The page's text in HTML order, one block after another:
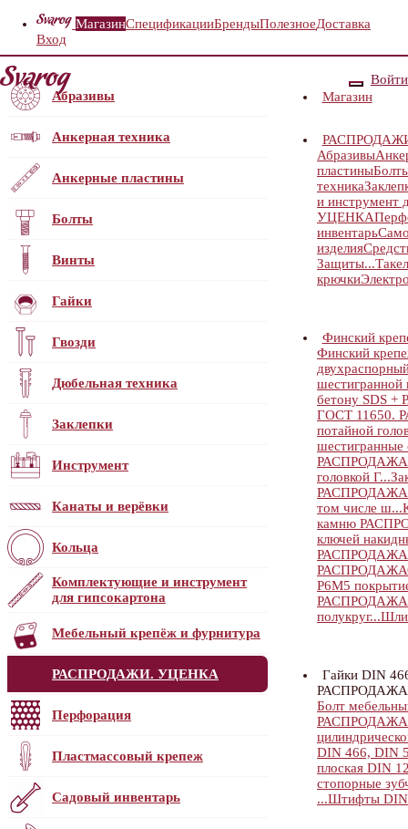
МагазинСпецификацииБрендыПолезноеДоставка
Вход
Войти
Абразивы
Анкерная техника
Анкерные пластины
Болты
Винты
Гайки
Гвозди
Дюбельная техника
Заклепки
Инструмент
Канаты и верёвки
Кольца
Комплектующие и инструмент
для гипсокартона
Мебельный крепёж и фурнитура
РАСПРОДАЖИ. УЦЕНКА
Перфорация
Пластмассовый крепеж
Садовый инвентарь
Магазин
Абразивы
пластины
техника
и инструмент
УЦЕНКА
инвентарь
изделия
Защиты...
крючки
Финский
Финский
шестигранной
бетону SDS
ГОСТ 11650.
потайной
шестигранные
РАСПРОДАЖА
головкой Г...
РАСПРОДАЖА
том числе ш...
камню
ключей
РАСПРОДАЖА
РАСПРОДАЖА
Р6М5
РАСПРОДАЖА
полукруг...
Гайки DIN
РАСПРОДАЖА
Болт
РАСПРОДАЖА
DIN 466, DIN
плоская DIN
стопорные
...Штифты